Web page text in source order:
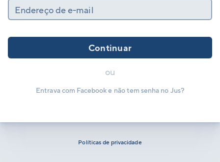
Endereço de e-mail
Continuar
ou
Entrava com Facebook e não tem senha no Jus?
Políticas de privacidade